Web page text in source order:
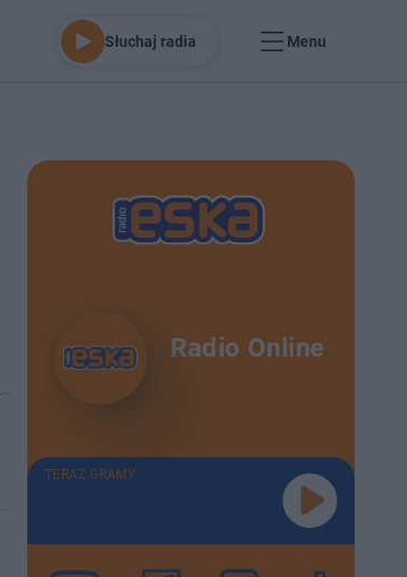
Słuchaj radia Menu
Radio Online
TERAZ GRAMY